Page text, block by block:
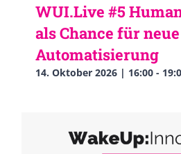
WUI.Live #5
als Chance für neue
Automatisierung
14. Oktober 2026 | 16:00 -